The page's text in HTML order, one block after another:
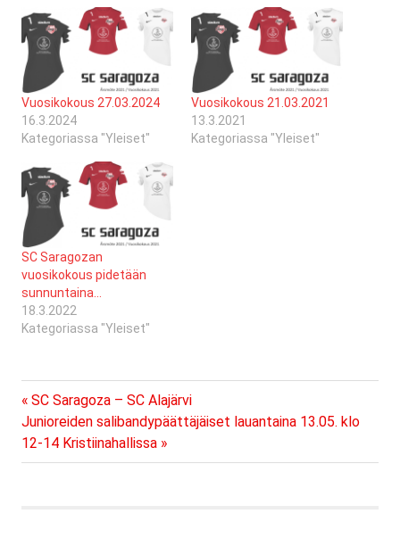
Vuosikokous 27.03.2024
16.3.2024
Kategoriassa "Yleiset"
Vuosikokous 21.03.2021
13.3.2021
Kategoriassa "Yleiset"
SC Saragozan
vuosikokous pidetään
sunnuntaina…
18.3.2022
Kategoriassa "Yleiset"
Artikkelien
selaus
Previous
Post:
SC Saragoza – SC Alajärvi
Next
Post:
Junioreiden salibandypäättäjäiset lauantaina 13.05. klo
12-14 Kristiinahallissa